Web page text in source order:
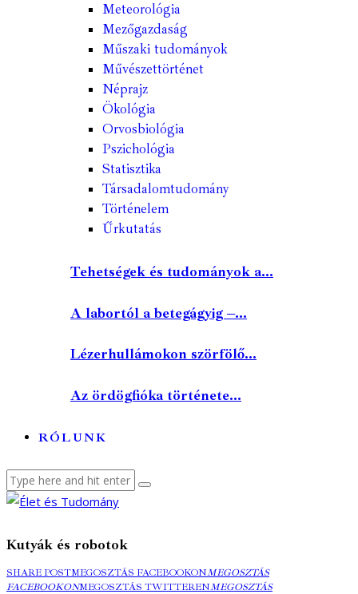
Meteorológia
Mezőgazdaság
Műszaki tudományok
Művészettörténet
Néprajz
Ökológia
Orvosbiológia
Pszichológia
Statisztika
Társadalomtudomány
Történelem
Űrkutatás
Tehetségek és tudományok a...
A labortól a betegágyig –...
Lézerhullámokon szörfölő...
Az ördögfióka története...
RÓLUNK
Kutyák és robotok
SHARE POSTMEGOSZTÁS FACEBOOKONMEGOSZTÁS
FACEBOOKONMEGOSZTÁS TWITTERENMEGOSZTÁS